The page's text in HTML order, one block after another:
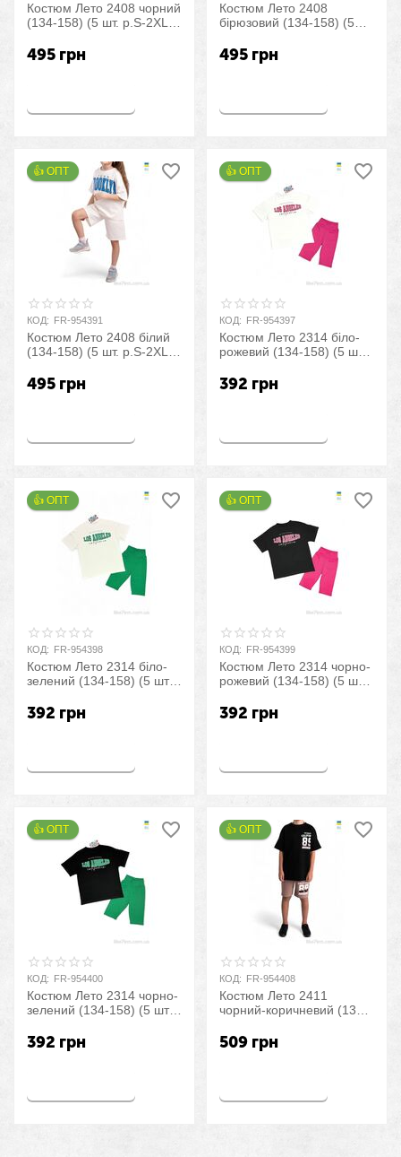
Костюм Лето 2408 чорний
(134-158) (5 шт. р.S-2XL)
7км
495 грн
Костюм Лето 2408
бірюзовий (134-158) (5
со склада 7км
495 грн
👍 ОПТ
КОД: FR-954391
Костюм Лето 2408 білий
(134-158) (5 шт. р.S-2XL)
7км
495 грн
👍 ОПТ
КОД: FR-954397
Костюм Лето 2314 біло-
рожевий (134-158) (5 шт.
склада 7км
392 грн
👍 ОПТ
КОД: FR-954398
Костюм Лето 2314 біло-
зелений (134-158) (5 шт.
склада 7км
392 грн
👍 ОПТ
КОД: FR-954399
Костюм Лето 2314 чорно-
рожевий (134-158) (5 шт.
склада 7км
392 грн
👍 ОПТ
КОД: FR-954400
Костюм Лето 2314 чорно-
зелений (134-158) (5 шт.
склада 7км
392 грн
👍 ОПТ
КОД: FR-954408
Костюм Лето 2411
чорний-коричневий (134-
"LiMa" оптом со склада
509 грн